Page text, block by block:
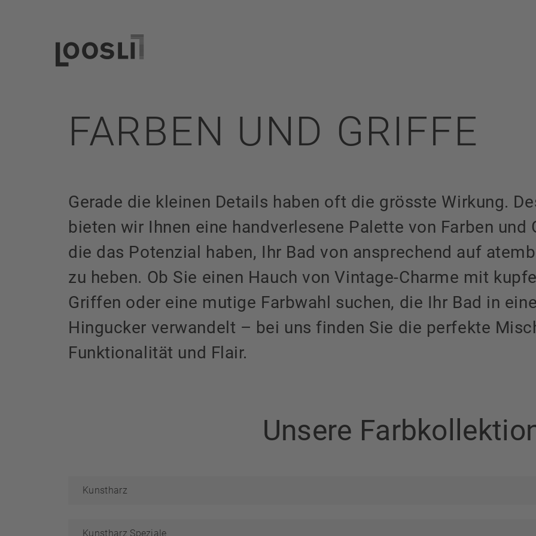
FARBEN UND GRIFFE
Gerade die kleinen Details haben oft die grösste Wirkung.
bieten wir Ihnen eine handverlesene Palette von Farben und
die das Potenzial haben, Ihr Bad von ansprechend auf
zu heben. Ob Sie einen Hauch von Vintage-Charme mit
Griffen oder eine mutige Farbwahl suchen, die Ihr Bad in
Hingucker verwandelt – bei uns finden Sie die perfekte
Funktionalität und Flair.
Unsere
Kunstharz
Kunstharz Speziale